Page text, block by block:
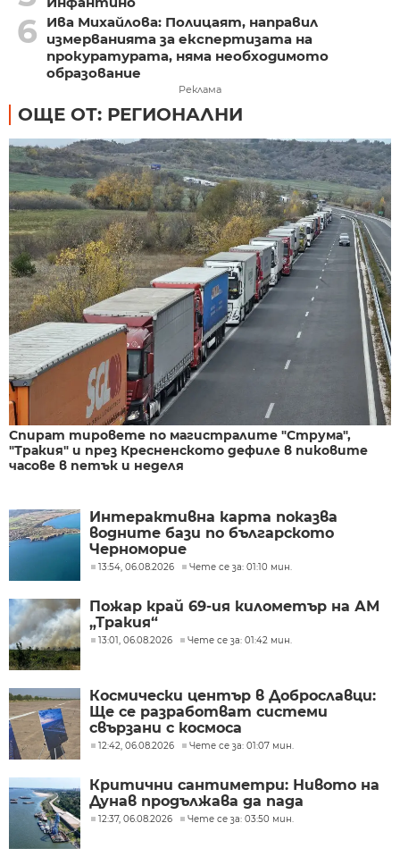
6
Ива Михайлова: Полицаят, направил
измерванията за експертизата на
прокуратурата, няма необходимото
образование
Реклама
ОЩЕ ОТ: РЕГИОНАЛНИ
Спират тировете по магистралите "Струма",
"Тракия" и през Кресненското дефиле в пиковите
часове в петък и неделя
Интерактивна карта показва
водните бази по българското
Черноморие
13:54, 06.08.2026 Чете се за: 01:10 мин.
Пожар край 69-ия километър на АМ
„Тракия“
13:01, 06.08.2026 Чете се за: 01:42 мин.
Космически център в Доброславци:
Ще се разработват системи
свързани с космоса
12:42, 06.08.2026 Чете се за: 01:07 мин.
Критични сантиметри: Нивото на
Дунав продължава да пада
12:37, 06.08.2026 Чете се за: 03:50 мин.